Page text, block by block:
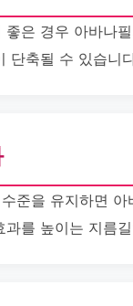
좋은 경우 아바나
단축될 수 있습니
준을 유지하면
를 높이는 지름